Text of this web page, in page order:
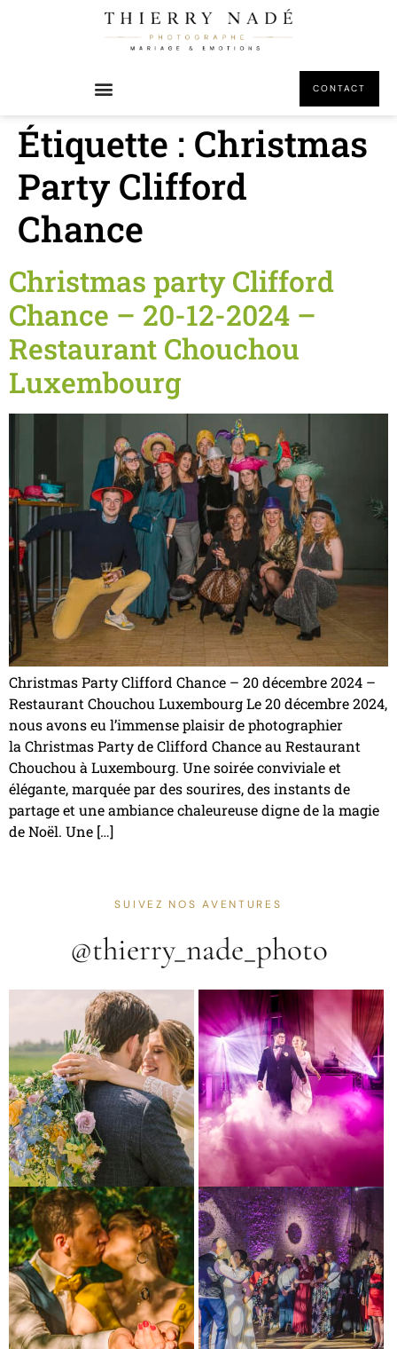
CONTACT
Étiquette : Christmas
Party Clifford
Chance
Christmas party Clifford
Chance – 20-12-2024 –
Restaurant Chouchou
Luxembourg
Christmas Party Clifford Chance – 20 décembre 2024 –
Restaurant Chouchou Luxembourg Le 20 décembre 2024,
nous avons eu l’immense plaisir de photographier
la Christmas Party de Clifford Chance au Restaurant
Chouchou à Luxembourg. Une soirée conviviale et
élégante, marquée par des sourires, des instants de
partage et une ambiance chaleureuse digne de la magie
de Noël. Une […]
SUIVEZ NOS AVENTURES
@thierry_nade_photo